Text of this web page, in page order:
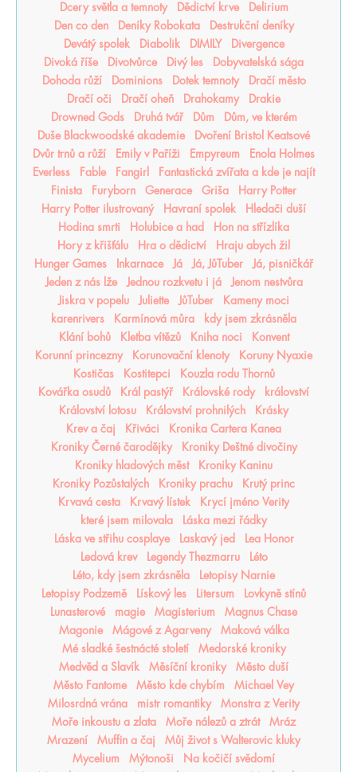
Dcery světla a temnoty
Dědictví krve
Delirium
Den co den
Deníky Robokata
Destrukční deníky
Devátý spolek
Diabolik DIMILY
Divergence
Divoká říše
Divotvůrce Divý les
Dobyvatelská sága
Dohoda růží
Dominions Dotek temnoty
Dračí město
Dračí oči
Dračí oheň Drahokamy
Drakie
Drowned Gods
Druhá tvář Dům
Dům, ve kterém
Duše Blackwoodské akademie
Dvoření Bristol Keatsové
Dvůr trnů a růží
Emily v Paříži Empyreum
Enola Holmes
Everless
Fable Fangirl
Fantastická zvířata a kde je najít
Finista
Furyborn Generace Griša
Harry Potter
Harry Potter ilustrovaný
Havraní spolek
Hledači duší
Hodina smrti
Holubice a had
Hon na střízlíka
Hory z křišťálu
Hra o dědictví
Hraju abych žil
Hunger Games
Inkarnace Já Já, JůTuber
Já, pisničkář
Jeden z nás lže
Jednou rozkvetu i já
Jenom nestvůra
Jiskra v popelu
Juliette JůTuber
Kameny moci
karenrivers
Karmínová můra
kdy jsem zkrásněla
Klání bohů
Kletba vítězů Kniha noci
Konvent
Korunní princezny
Korunovační klenoty
Koruny Nyaxie
Kostičas
Kostitepci
Kouzla rodu Thornů
Kovářka osudů
Král pastýř Královské rody
království
Království lotosu
Království prohnilých
Krásky
Krev a čaj
Křiváci
Kronika Cartera Kanea
Kroniky Černé čarodějky
Kroniky Deštné divočiny
Kroniky hladových měst
Kroniky Kaninu
Kroniky Pozůstalých
Kroniky prachu
Krutý princ
Krvavá cesta
Krvavý lístek
Krycí jméno Verity
které jsem milovala
Láska mezi řádky
Láska ve střihu cosplaye
Laskavý jed
Lea Honor
Ledová krev
Legendy Thezmarru
Léto
Léto, kdy jsem zkrásněla
Letopisy Narnie
Letopisy Podzemě
Lískový les Litersum
Lovkyně stínů
Lunasterové
magie Magisterium
Magnus Chase
Magonie
Mágové z Agarveny
Maková válka
Mé sladké šestnácté století
Medorské kroniky
Medvěd a Slavík
Měsíční kroniky
Město duší
Město Fantome
Město kde chybím
Michael Vey
Milosrdná vrána
mistr romantiky
Monstra z Verity
Moře inkoustu a zlata
Moře nálezů a ztrát
Mráz
Mrazení
Muffin a čaj
Můj život s Walterovic kluky
Mycelium
Mýtonoši
Na kočičí svědomí